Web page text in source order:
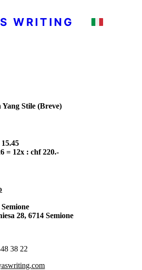
WRITING
Stile (Breve)
= 12x : chf 220.-
28, 6714 Semione
38 22